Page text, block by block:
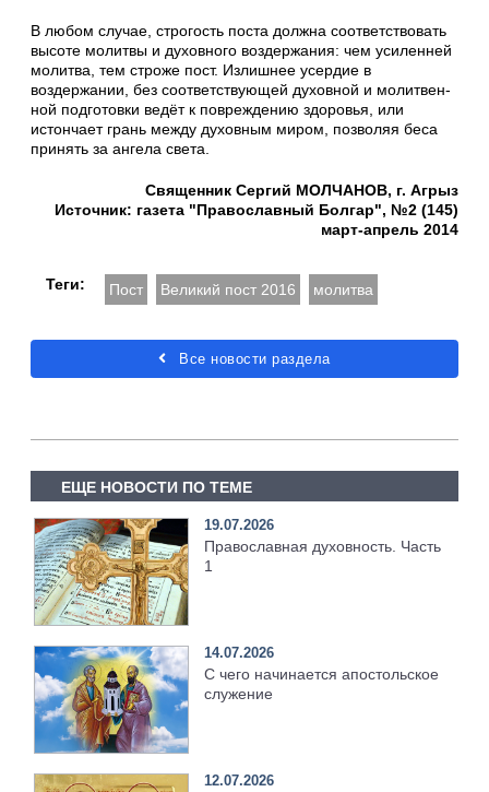
В любом случае, стро­гость поста должна со­ответствовать
высоте молитвы и духовного воздержания: чем уси­ленней
молитва, тем строже пост. Излишнее усердие в
воздержании, без соответствующей духовной и молитвен­
ной подготовки ведёт к повреждению здоровья, или
истончает грань между духовным миром, позволяя беса
принять за ангела света.
Священник Сергий МОЛЧАНОВ, г. Агрыз
Источник: газета "Православный Болгар", №2 (145)
март-апрель 2014
Теги: Пост Великий пост 2016 молитва
Все новости раздела
ЕЩЕ НОВОСТИ ПО ТЕМЕ
19.07.2026
Православная духовность. Часть
1
14.07.2026
С чего начинается апостольское
служение
12.07.2026